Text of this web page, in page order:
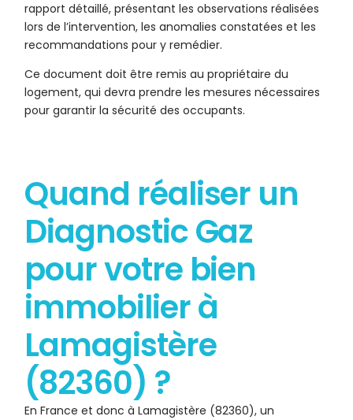
rapport détaillé, présentant les observations réalisées
lors de l’intervention, les anomalies constatées et les
recommandations pour y remédier.
Ce document doit être remis au propriétaire du
logement, qui devra prendre les mesures nécessaires
pour garantir la sécurité des occupants.
Quand réaliser un
Diagnostic Gaz
pour votre bien
immobilier à
Lamagistère
(82360) ?
En France et donc à Lamagistère (82360), un